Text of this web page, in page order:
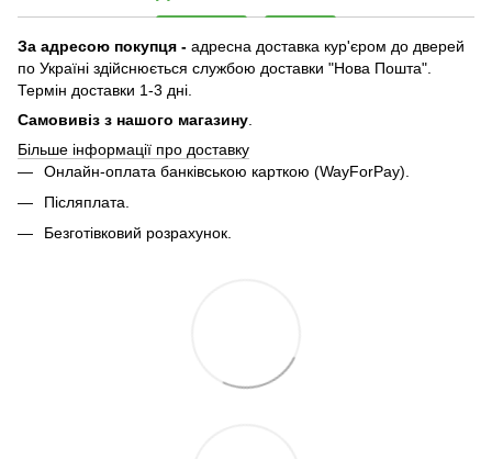
За адресою покупця - адресна доставка кур'єром до дверей
по Україні здійснюється службою доставки "Нова Пошта".
Термін доставки 1-3 дні.
Самовивіз з нашого магазину
Більше інформації про доставку
Онлайн-оплата банківською карткою (WayForPay).
Післяплата.
Безготівковий розрахунок.